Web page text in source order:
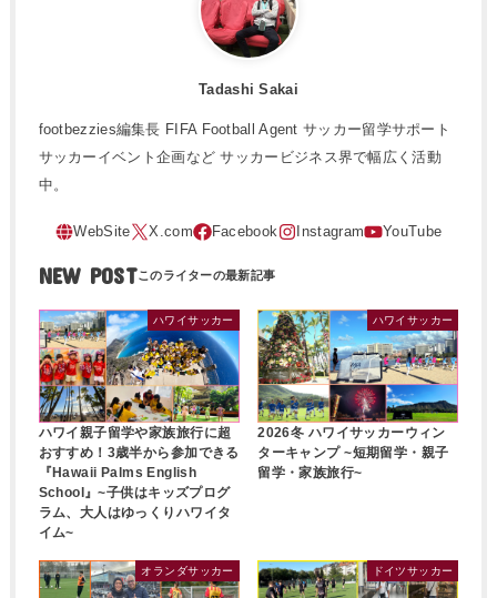
Tadashi Sakai
footbezzies編集長 FIFA Football Agent サッカー留学サポート
サッカーイベント企画など サッカービジネス界で幅広く活動
中。
NEW POST
ハワイサッカー
ハワイ親子留学や家族旅行に超
おすすめ！3歳半から参加できる
『Hawaii Palms English
School』~子供はキッズプログ
ラム、大人はゆっくりハワイタ
イム~
ハワイサッカー
2026冬 ハワイサッカーウィン
ターキャンプ ~短期留学・親子
留学・家族旅行~
オランダサッカー ドイツサッカー